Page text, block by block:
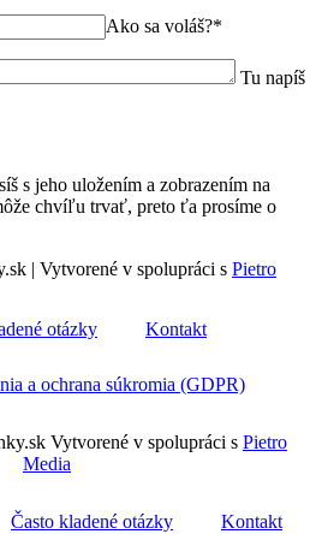
Ako sa voláš?*
Tu napíš
s jeho uložením a zobrazením na
chvíľu trvať, preto ťa prosíme o
| Vytvorené v spolupráci s Pietro
otázky
Kontakt
a ochrana súkromia (GDPR)
Vytvorené v spolupráci s Pietro
Media
Často kladené otázky Kontakt